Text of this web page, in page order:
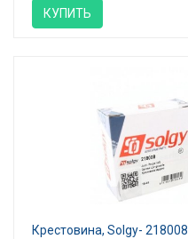
КУПИТЬ
Крестовина, Solgy- 218008